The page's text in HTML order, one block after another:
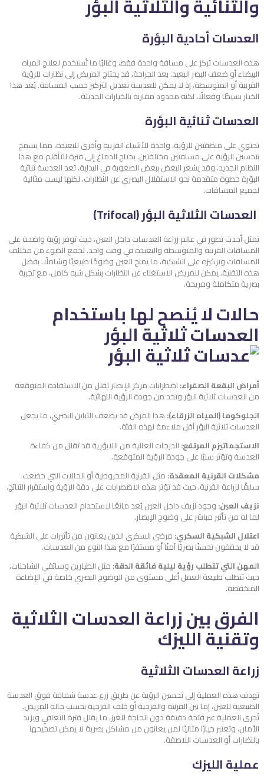
والثنائية والثلاثية البؤر
العدسات أحادية البؤرة
هذه العدسات تركز على مسافة واحدة فقط، وغالبًا ما تُستخدم لعلاج المياه
البيضاء أو ضعف البصر البعيد. بعد الجراحة، قد يحتاج المريض إلى نظارات للرؤية
القريبة أو المتوسطة، إذ لا يمكن للعدسة تعديل التركيز حسب المسافة. يُعد هذا
الخيار بسيطًا وفعالًا، لكنه محدود مقارنة بالخيارات الحديثة.
العدسات ثنائية البؤرة
تحتوي على منطقتين للرؤية، واحدة للأشياء القريبة وأخرى للبعيدة، مما يسمح
بتحسين الرؤية على مسافتين مختلفتين. يحتاج الدماغ إلى فترة للتأقلم مع هذا
النظام الجديد، وقد يشعر البعض ببعض الصعوبة في البداية. تعد العدسة ثنائية
البؤرة خطوة متقدمة نحو الاستقلال البصري عن النظارات، لكنها ليست مثالية
لجميع المسافات.
العدسات الثلاثية البؤر (Trifocal)
تمثل أحدث تطور في عالم زراعة العدسات داخل العين، حيث توفر رؤية واضحة على
المسافات القريبة والمتوسطة والبعيدة في وقت واحد. تجمع الضوء من مختلف
المسافات وتركيزه على الشبكية، ما يمنح العين وضوحًا طبيعيًا وشاملًا. بفضل
هذه التقنية، يمكن للمريض الاستغناء عن النظارات بشكل شبه كامل، مع تجربة
بصرية متكاملة ومريحة.
حالات لا يُنصح لها باستخدام
العدسات ثلاثية البؤر
أمراض البقعة الصفراء: اضطرابات مركز الإبصار تقلل من الاستفادة المتوقعة
من العدسات ثلاثية البؤر وتحد من جودة الرؤية النهائية.
الجلوكوما (المياه الزرقاء): هذا المرض قد يضعف التباين البصري، ما يجعل
العدسات ثلاثية البؤر أقل ملاءمة لهذه الفئة.
الاستجماتيزم المرتفع: الدرجات العالية من اللابؤرية قد تقلل من كفاءة
العدسة وتؤثر سلبًا على جودة الرؤية المتوقعة.
مشكلات القرنية المعقدة: مثل القرنية المخروطية أو الحالات التي خضعت
سابقًا لزراعة القرنية، حيث قد تؤثر هذه الاضطرابات على دقة الرؤية واستقرار النتائج.
نزيف العين: وجود نزيف داخل العين يُعد مانعًا لاستخدام العدسات ثلاثية البؤر
لما له من تأثير مباشر على وضوح الإبصار.
اعتلال الشبكية السكري: مرضى السكري الذين يعانون من تأثيرات على الشبكية
قد لا يحققون تحسنًا بصريًا آمنًا أو مستقرًا مع هذا النوع من العدسات.
المهن التي تتطلب رؤية ليلية فائقة الدقة: مثل الطيارين وسائقي الشاحنات،
حيث تتطلب طبيعة العمل أعلى مستوى من الوضوح البصري خاصة في الإضاءة
المنخفضة.
الفرق بين زراعة العدسات الثلاثية
وتقنية الليزك
زراعة العدسات الثلاثية
تهدف هذه العملية إلى تحسين الرؤية عن طريق زرع عدسة شفافة فوق العدسة
الطبيعية للعين، إما بين القرنية والقزحية أو خلف القزحية بحسب حالة المريض.
تُجرى العملية عبر فتحة دقيقة دون الحاجة للغرز، ما يقلل فترة التعافي ويزيد
الأمان، وتعتبر خيارًا مثاليًا لمن يعانون من مشاكل بصرية لا يمكن تصحيحها
بالنظارات أو العدسات اللاصقة.
عملية الليزك